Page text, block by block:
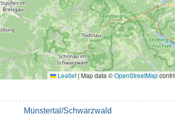
Leaflet | Map data ©OpenStreetMap
Münstertal/Schwarzwald